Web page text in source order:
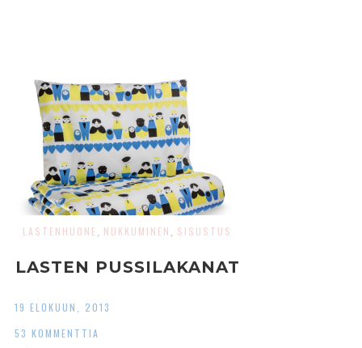
LASTENHUONE NUKKUMINEN SISUSTUS
LASTEN PUSSILAKANAT
19 ELOKUUN, 2013
53 KOMMENTTIA